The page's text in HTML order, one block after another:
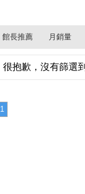
館長推薦 月銷量
很抱歉，沒有篩選
1